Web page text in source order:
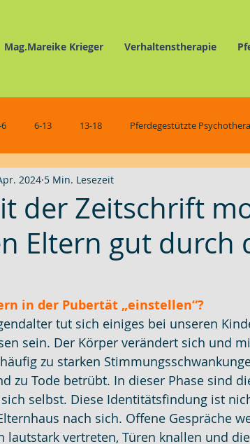
Mag.Mareike Krieger Verhaltenstherapie
6-13 13-18 Pferdegestützte
Pferdegestützte Selbsterfahrung
der Zeitschrift
Eltern gut durch
2024 5 Min. Lesezeit
in der Pubertät „einstellen“?
tut sich einiges bei unseren
sein. Der Körper verändert sich und
zu starken
zu Tode betrübt. In dieser Phase sind
selbst. Diese Identitätsfindung ist
nach sich. Offene Gespräche
lautstark vertreten, Türen knallen und